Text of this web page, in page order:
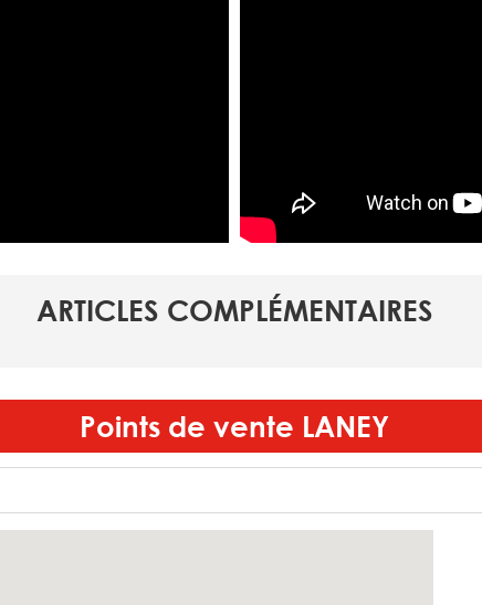
ARTICLES COMPLÉMENTAIRES
Points de vente LANEY